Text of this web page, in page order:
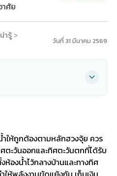
ศัย
ารู้ >
วันที่ 31 มีนาคม 2569
ให้ถูกต้องตามหลักฮวงจุ้ย ควร
ตะวันออกและทิศตะวันตกที่ได้รับ
องน้ำไว้กลางบ้านและทางทิศ